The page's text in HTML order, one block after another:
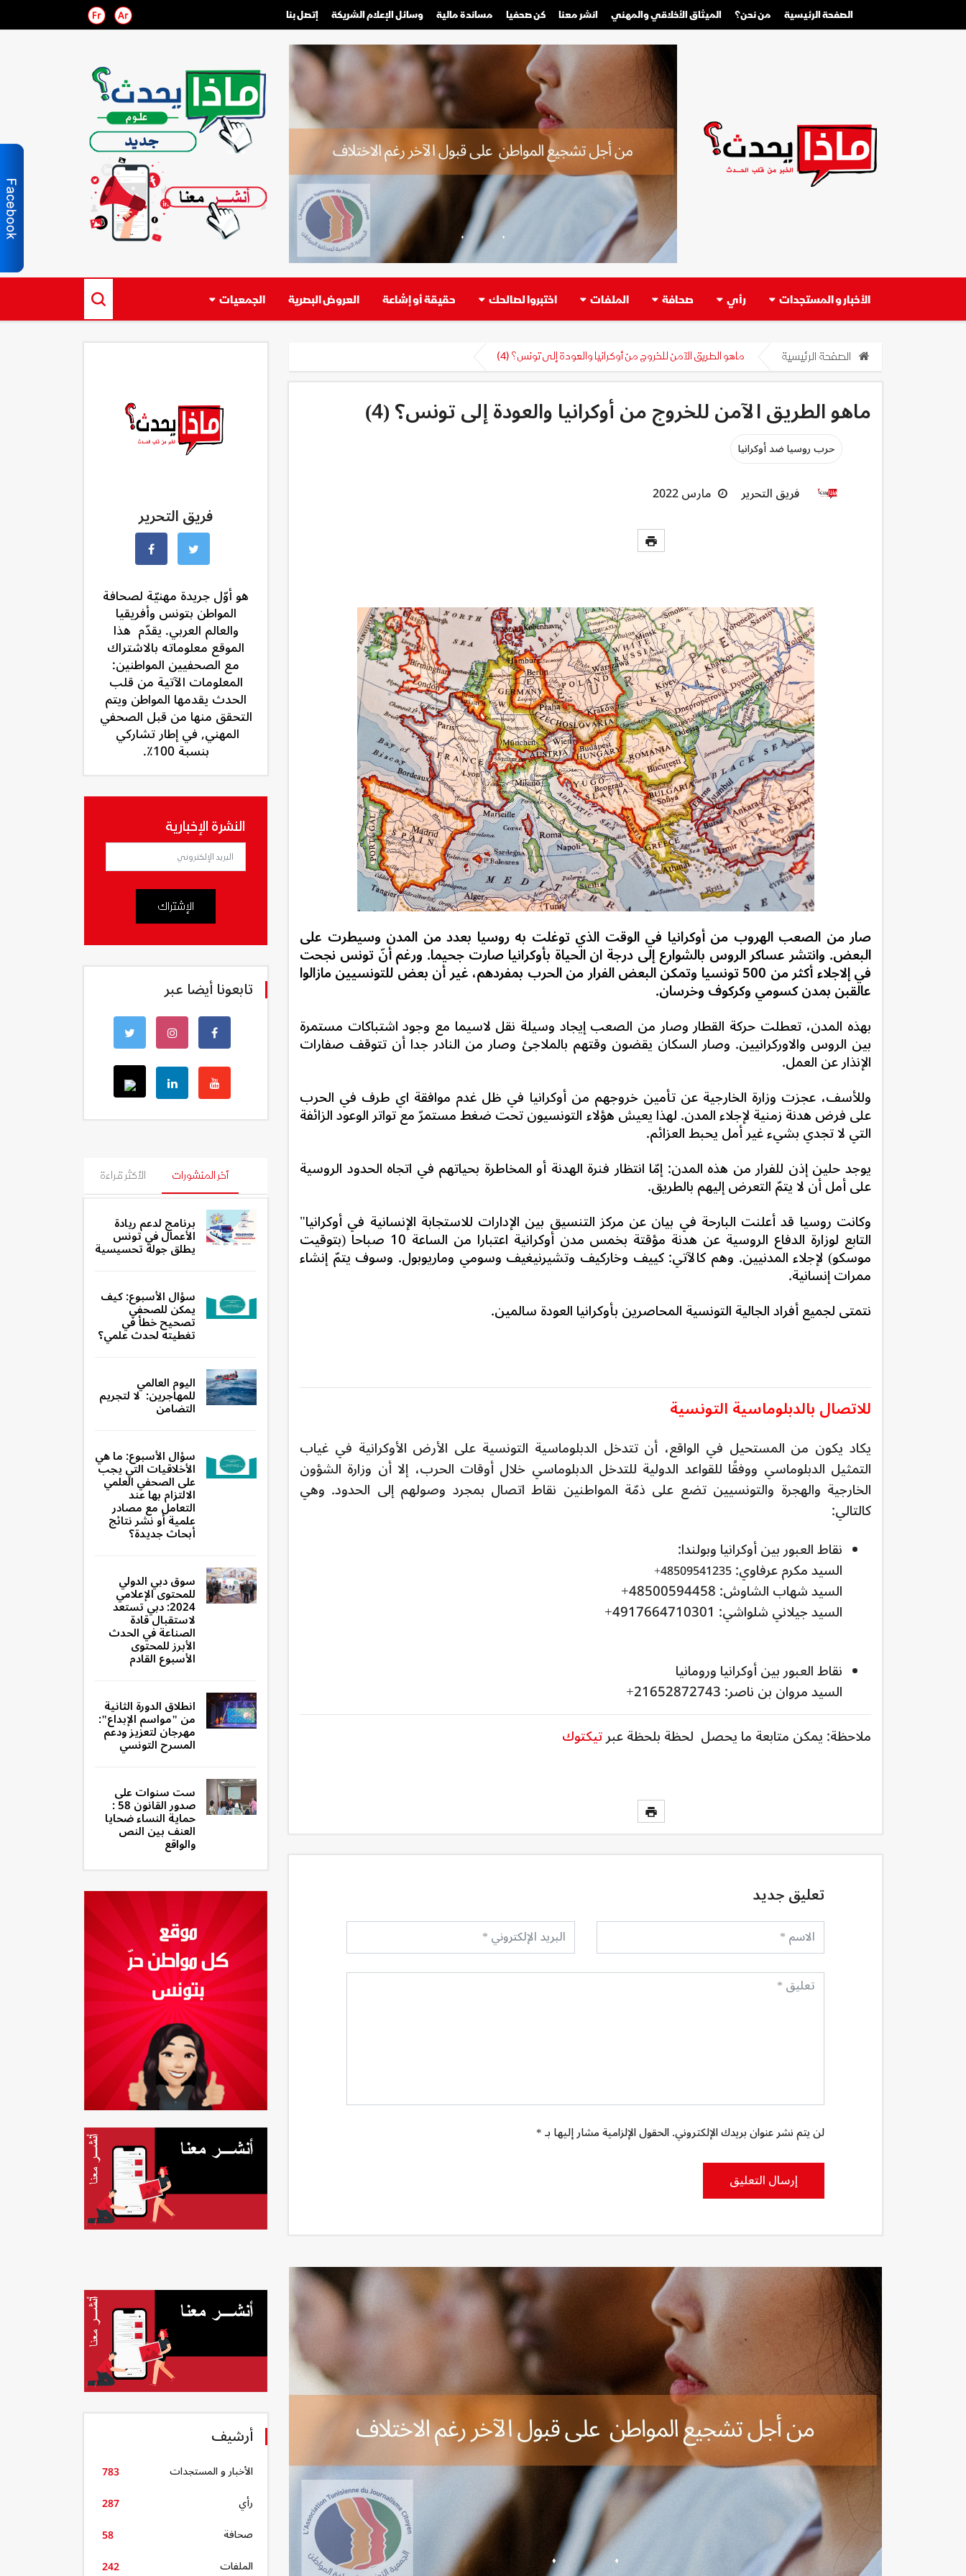
الصفحة الرئيسية من نحن؟ الميثاق الأخلاقي والمهني انشر معنا
كن صحفيا
صحفي محترف
صحفي مواطن
مساندة مالية وسائل الإعلام الشريكة إتصل بنا
الأخبار و المستجدات رأي صحافة الملفات اختبروا لصالحك حقيقة أو إشاعة العروض البصرية الجمعيات
الصفحة الرئيسية ماهو الطريق الآمن للخروج من أوكرانيا والعودة إلى تونس؟ (4)
ماهو الطريق الآمن للخروج من أوكرانيا والعودة إلى تونس؟ (4)
حرب روسيا ضد أوكرانيا
فريق التحرير مارس 2022
صار من الصعب الهروب من أوكرانيا في الوقت الذي توغلت به روسيا بعدد من المدن وسيطرت على
البعض. وانتشر عساكر الروس بالشوارع إلى درجة ان الحياة بأوكرانيا صارت جحيما. ورغم أنّ تونس نجحت
في إلاجلاء أكثر من 500 تونسيا وتمكن البعض الفرار من الحرب بمفردهم، غير أن بعض للتونسيين مازالوا
عالقبن بمدن كسومي وكركوف وخرسان.
بهذه المدن، تعطلت حركة القطار وصار من الصعب إيجاد وسيلة نقل لاسيما مع وجود اشتباكات مستمرة
بين الروس والاوركرانيين. وصار السكان يقضون وقتهم بالملاجئ وصار من النادر جدا أن تتوقف صفارات
الإنذار عن العمل.
وللأسف، عجزت وزارة الخارجية عن تأمين خروجهم من أوكرانيا في ظل غدم موافقة اي طرف في الحرب
على فرض هدنة زمنية لإجلاء المدن. لهذا يعيش هؤلاء التونسيون تحت ضغط مستمرّ مع تواتر الوعود الزائفة
التي لا تجدي بشيء غير أمل يحبط العزائم.
يوجد حلين إذن للفرار من هذه المدن: إمّا انتظار فنرة الهدنة أو المخاطرة بحياتهم في اتجاه الحدود الروسية
على أمل أن لا يتمّ التعرض إليهم بالطريق.
وكانت روسيا قد أعلنت البارحة في بيان عن مركز التنسيق بين الإدارات للاستجابة الإنسانية في أوكرانيا"
التابع لوزارة الدفاع الروسية عن هدنة مؤقتة بخمس مدن أوكرانية اعتبارا من الساعة 10 صباحا (بتوقيت
موسكو) لإجلاء المدنيين. وهم كالآتي: كييف وخاركيف وتشيرنيغيف وسومي وماريوبول. وسوف يتمّ إنشاء
ممرات إنسانية.
نتمتى لجميع أفراد الجالية التونسية المحاصرين بأوكرانيا العودة سالمين.
للاتصال بالدبلوماسية التونسية
يكاد يكون من المستحيل في الواقع، أن تتدخل الدبلوماسية التونسية على الأرض الأوكرانية في غياب
التمثيل الدبلوماسي ووفقًا للقواعد الدولية للتدخل الدبلوماسي خلال أوقات الحرب، إلا أن وزارة الشؤون
الخارجية والهجرة والتونسيين تضع على ذمّة المواطنين نقاط اتصال بمجرد وصولهم إلى الحدود. وهي
كالتالي:
نقاط العبور بين أوكرانيا وبولندا:
السيد مكرم عرفاوي:48509541235+
السيد شهاب الشاوش: 48500594458+
السيد جيلاني شلواشي: 4917664710301+
نقاط العبور بين أوكرانيا ورومانيا
السيد مروان بن ناصر: 21652872743+
ملاحظة: يمكن متابعة ما يحصل لحظة بلحظة عبرتيكتوك
تعليق جديد
لن يتم نشر عنوان بريدك الإلكتروني. الحقول الإلزامية مشار إليها بـ *
إرسال التعليق
فريق التحرير
هو أوّل جريدة مهنيّة لصحافة
المواطن بتونس وأفريقيا
والعالم العربي. يقدّم هذا
الموقع معلوماته بالاشتراك
مع الصحفيين المواطنين:
المعلومات الآتية من قلب
الحدث يقدمها المواطن ويتم
التحقق منها من قبل الصحفي
المهني, في إطار تشاركي
بنسبة 100٪.
النشرة الإخبارية
الإشتراك
تابعونا أيضا عبر
أخر المنشورات الأكثر قراءة
برنامج لدعم ريادة
الأعمال في تونس
يطلق جولة تحسيسية
سؤال الأسبوع: كيف
يمكن للصحفي
تصحيح خطأ في
تغطيته لحدث علمي؟
اليوم العالمي
للمهاجرين: لا لتجريم
التضامن
سؤال الأسبوع: ما هي
الأخلاقيات التي يجب
على الصحفي العلمي
الالتزام بها عند
التعامل مع مصادر
علمية أو نشر نتائج
أبحاث جديدة؟
سوق دبي الدولي
للمحتوى الإعلامي
2024: دبي تستعد
لاستقبال قادة
الصناعة في الحدث
الأبرز للمحتوى
الأسبوع القادم
انطلاق الدورة الثانية
من "مواسم الإبداع":
مهرجان لتعزيز ودعم
المسرح التونسي
ست سنوات على
صدور القانون 58 :
حماية النساء ضحايا
العنف بين النص
والواقع
أرشيف
الأخبار و المستجدات
783
رأي
287
صحافة
58
الملفات
242